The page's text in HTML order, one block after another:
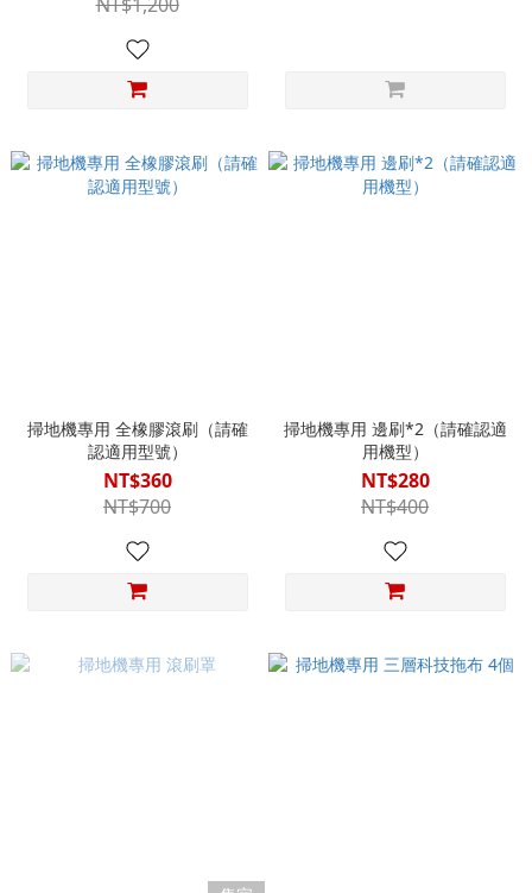
掃地機專用 全橡膠滾刷（請確
認適用型號）
NT$360
NT$700
掃地機專用 邊刷*2（請確認適
用機型）
NT$280
NT$400